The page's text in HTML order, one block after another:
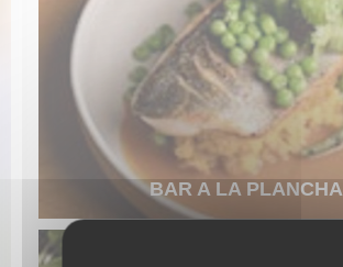
BAR A LA PLANCHA